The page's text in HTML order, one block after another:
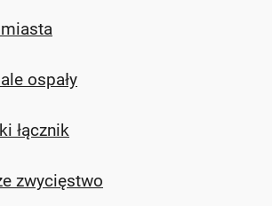
ospały
łącznik
zwycięstwo